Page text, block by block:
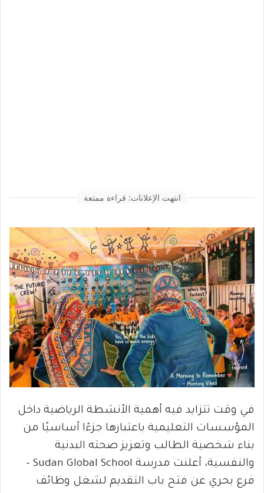
انتهت الإعلانات: قراءة ممتعة
في وقت تتزايد فيه أهمية الأنشطة الرياضية داخل
المؤسسات التعليمية باعتبارها جزءًا أساسيًا من
بناء شخصية الطالب وتعزيز صحته البدنية
والنفسية، أعلنت مدرسة Sudan Global School –
فرع بحري عن فتح باب التقديم لشغل وظائف